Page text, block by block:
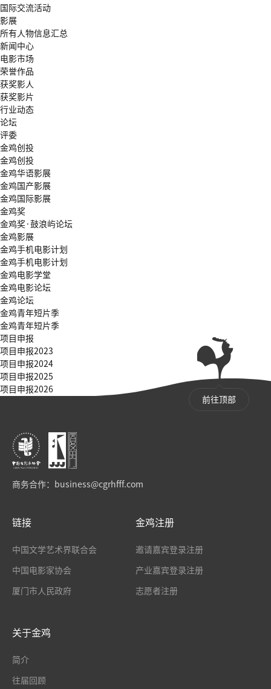
国际交流活动
影展
所有人物信息汇总
新闻中心
电影市场
荣誉作品
获奖影人
获奖影片
行业动态
论坛
评委
金鸡创投
金鸡创投
金鸡华语影展
金鸡国产影展
金鸡国际影展
金鸡奖
金鸡奖·鼓浪屿论坛
金鸡影展
金鸡手机电影计划
金鸡手机电影计划
金鸡电影学堂
金鸡电影论坛
金鸡论坛
金鸡青年短片季
金鸡青年短片季
项目申报
项目申报2023
项目申报2024
项目申报2025
项目申报2026
前往顶部
商务合作： business@cgrhfff.com
链接
中国文学艺术界联合会
中国电影家协会
厦门市人民政府
金鸡注册
邀请嘉宾登录注册
产业嘉宾登录注册
志愿者注册
关于金鸡
简介
往届回顾